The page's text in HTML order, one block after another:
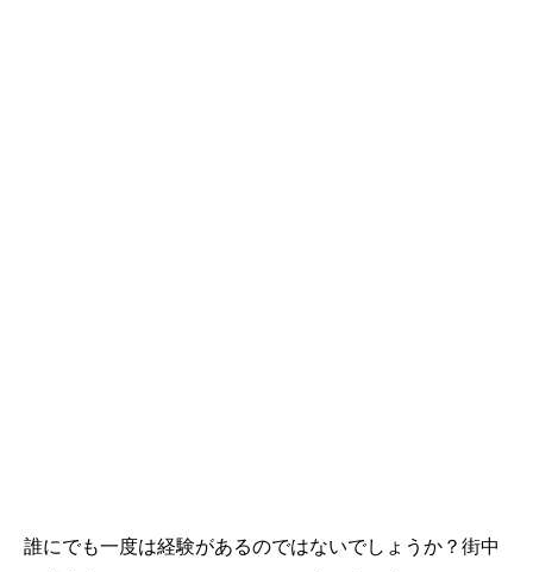
誰にでも一度は経験があるのではないでしょうか？街中